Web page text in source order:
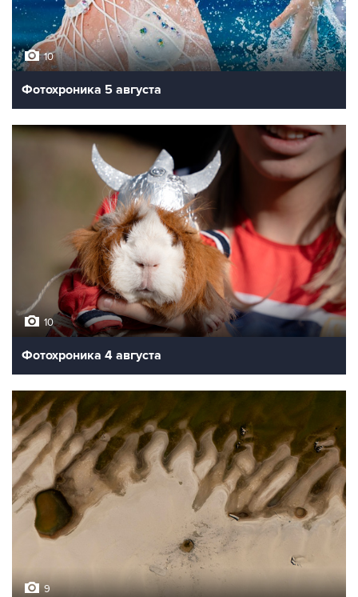
10
Фотохроника 5 августа
10
Фотохроника 4 августа
9